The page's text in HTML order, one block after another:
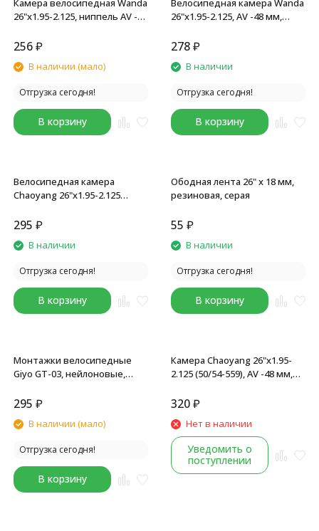
Камера велосипедная Wanda
26"x1.95-2.125, ниппель AV -33
256₽
В наличии (мало)
Отгрузка сегодня!
В корзину
Велосипедная камера Wanda
26"x1.95-2.125, AV -48 мм,
278₽
В наличии
Отгрузка сегодня!
В корзину
Велосипедная камера
Chaoyang 26"x1.95-2.125
295 ₽
В наличии
Отгрузка сегодня!
В корзину
Ободная лента 26" x 18 мм,
резиновая, серая
55 ₽
В наличии
Отгрузка сегодня!
В корзину
Монтажки велосипедные
Giyo GT-03, нейлоновые,
295 ₽
В наличии (мало)
Отгрузка сегодня!
В корзину
Камера Chaoyang 26"x1.95-
2.125 (50/54-559), AV -48 мм,
320₽
Нет в наличии
Уведомить о
поступлении